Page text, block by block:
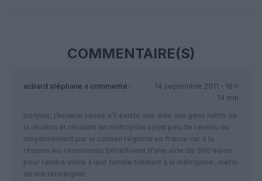
COMMENTAIRE(S)
acbard stéphane a commenté :
14 septembre 2011 - 18 h
14 min
bonjour, j’aimerai savoir s’il existe une aide aux gens natifs de
la réunion et résidant en métropole ayant peu de revenu ou
moyennement par le conseil régional en france car à la
réunion les réunionnais bénéficient d’une aide de 360 euros
pour rendre visite à leur famille habitant à la métropole, merci
de me renseigner.